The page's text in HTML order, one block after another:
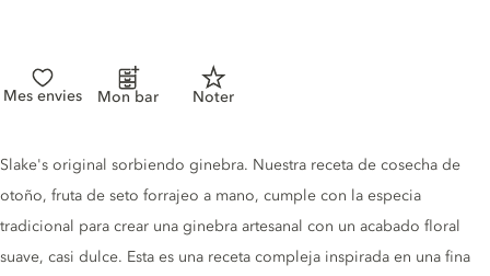
Mes envies Mon bar Noter
Gin description
Slake's original sorbiendo ginebra. Nuestra receta de cosecha de
otoño, fruta de seto forrajeo a mano, cumple con la especia
tradicional para crear una ginebra artesanal con un acabado floral
suave, casi dulce. Esta es una receta compleja inspirada en una fina